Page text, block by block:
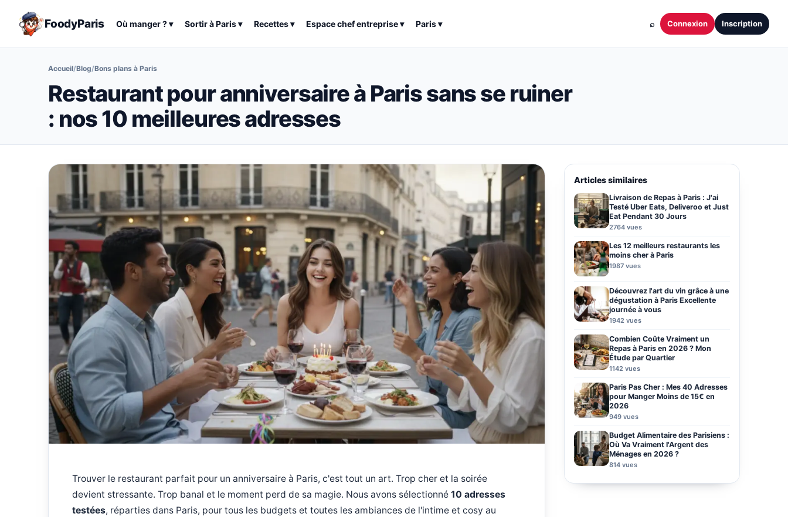
FoodyParis Où manger ?▾ Sortir àParis▾ Recettes▾ Espace chef entreprise▾ Paris▾ ⌕ Connexion Inscription
Accueil/Blog/Bons plans à Paris
Restaurant pour anniversaire à Paris sans se ruiner
: nos 10 meilleures adresses
Trouver le restaurant parfait pour un anniversaire à Paris, c'est tout un art. Trop cher et la soirée
devient stressante. Trop banal et le moment perd de sa magie. Nous avons sélectionné 10 adresses
testées, réparties dans Paris, pour tous les budgets et toutes les ambiances de l'intime et cosy au
Articles similaires
Livraison de Repas à Paris : J'ai
Testé Uber Eats, Deliveroo et Just
Eat Pendant 30 Jours
2764 vues
Les 12 meilleurs restaurants les
moins cher à Paris
1987 vues
Découvrez l'art du vin grâce à une
dégustation à Paris Excellente
journée à vous
1942 vues
Combien Coûte Vraiment un
Repas à Paris en 2026 ? Mon
Étude par Quartier
1142 vues
Paris Pas Cher : Mes 40 Adresses
pour Manger Moins de 15€ en
2026
949 vues
Budget Alimentaire des Parisiens :
Où Va Vraiment l'Argent des
Ménages en 2026 ?
814 vues